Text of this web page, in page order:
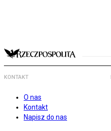
KONTAKT
O nas
Kontakt
Napisz do nas